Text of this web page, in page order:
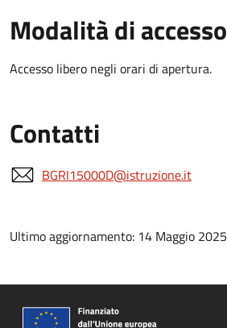
Modalità di accesso
Accesso libero negli orari di apertura.
Contatti
BGRI15000D@istruzione.it
Ultimo aggiornamento: 14 Maggio 2025